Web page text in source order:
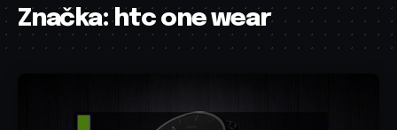
Značka:htc one wear